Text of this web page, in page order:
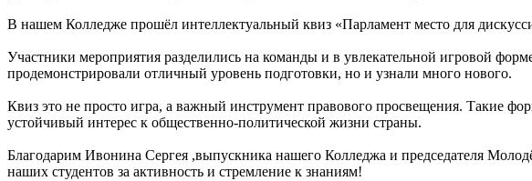
В нашем Колледже прошёл интеллектуальный квиз «Парламент место для
Участники мероприятия разделились на команды и в увлекательной игровой
продемонстрировали отличный уровень подготовки, но и узнали много нового.
Квиз это не просто игра, а важный инструмент правового просвещения. Такие
устойчивый интерес к общественно-политической жизни страны.
Благодарим Ивонина Сергея ,выпускника нашего Колледжа и председателя
наших студентов за активность и стремление к знаниям!